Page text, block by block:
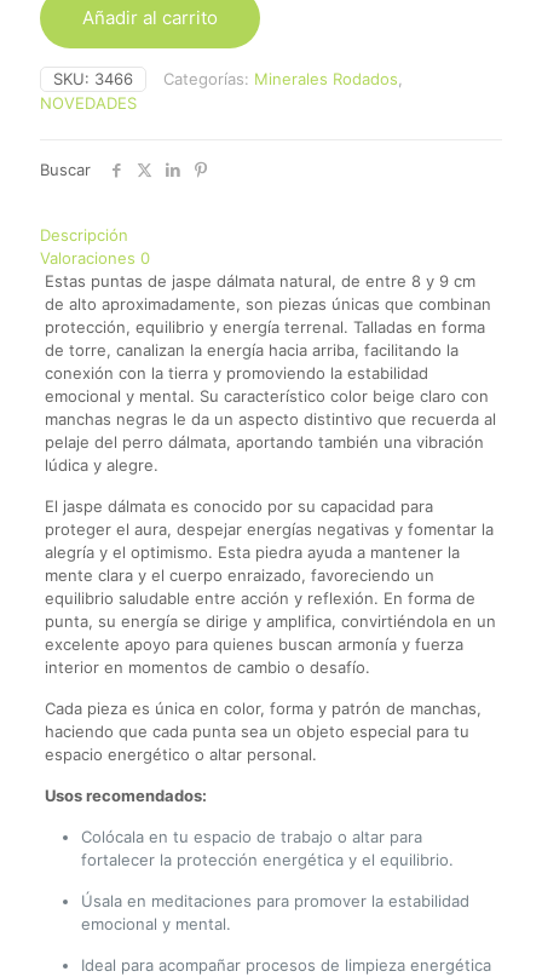
Añadir al carrito
SKU: 3466 Categorías: Minerales Rodados,
NOVEDADES
Buscar
Descripción
Valoraciones 0
Estas puntas de jaspe dálmata natural, de entre 8 y 9 cm
de alto aproximadamente, son piezas únicas que combinan
protección, equilibrio y energía terrenal. Talladas en forma
de torre, canalizan la energía hacia arriba, facilitando la
conexión con la tierra y promoviendo la estabilidad
emocional y mental. Su característico color beige claro con
manchas negras le da un aspecto distintivo que recuerda al
pelaje del perro dálmata, aportando también una vibración
lúdica y alegre.
El jaspe dálmata es conocido por su capacidad para
proteger el aura, despejar energías negativas y fomentar la
alegría y el optimismo. Esta piedra ayuda a mantener la
mente clara y el cuerpo enraizado, favoreciendo un
equilibrio saludable entre acción y reflexión. En forma de
punta, su energía se dirige y amplifica, convirtiéndola en un
excelente apoyo para quienes buscan armonía y fuerza
interior en momentos de cambio o desafío.
Cada pieza es única en color, forma y patrón de manchas,
haciendo que cada punta sea un objeto especial para tu
espacio energético o altar personal.
Usos recomendados:
Colócala en tu espacio de trabajo o altar para
fortalecer la protección energética y el equilibrio.
Úsala en meditaciones para promover la estabilidad
emocional y mental.
Ideal para acompañar procesos de limpieza energética